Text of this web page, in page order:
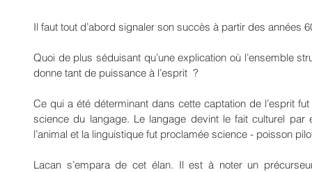
Il faut tout d’abord signaler son succès à partir des années
Quoi de plus séduisant qu’une explication où l’ensemble
donne tant de puissance à l’esprit  ?
Ce qui a été déterminant dans cette captation de l’esprit
science du langage. Le langage devint le fait culturel par
l’animal et la linguistique fut proclamée science - poisson
Lacan s’empara de cet élan. Il est à noter un